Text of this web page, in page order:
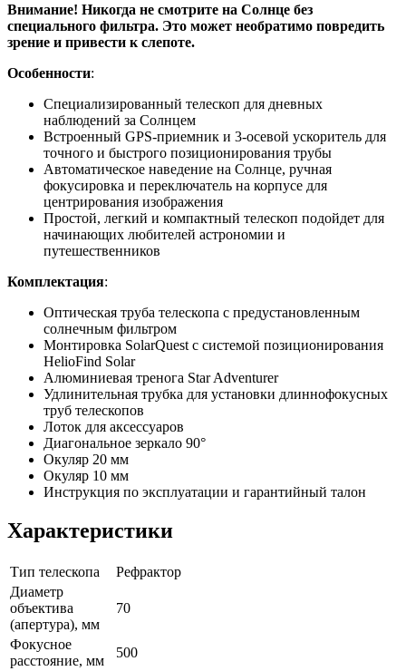
Внимание! Никогда не смотрите на Солнце без
специального фильтра. Это может необратимо повредить
зрение и привести к слепоте.
Особенности:
Специализированный телескоп для дневных
наблюдений за Солнцем
Встроенный GPS-приемник и 3-осевой ускоритель для
точного и быстрого позиционирования трубы
Автоматическое наведение на Солнце, ручная
фокусировка и переключатель на корпусе для
центрирования изображения
Простой, легкий и компактный телескоп подойдет для
начинающих любителей астрономии и
путешественников
Комплектация:
Оптическая труба телескопа с предустановленным
солнечным фильтром
Монтировка SolarQuest с системой позиционирования
HelioFind Solar
Алюминиевая тренога Star Adventurer
Удлинительная трубка для установки длиннофокусных
труб телескопов
Лоток для аксессуаров
Диагональное зеркало 90°
Окуляр 20 мм
Окуляр 10 мм
Инструкция по эксплуатации и гарантийный талон
Характеристики
Тип телескопа
Рефрактор
Диаметр
объектива
(апертура), мм
70
Фокусное
расстояние, мм
500